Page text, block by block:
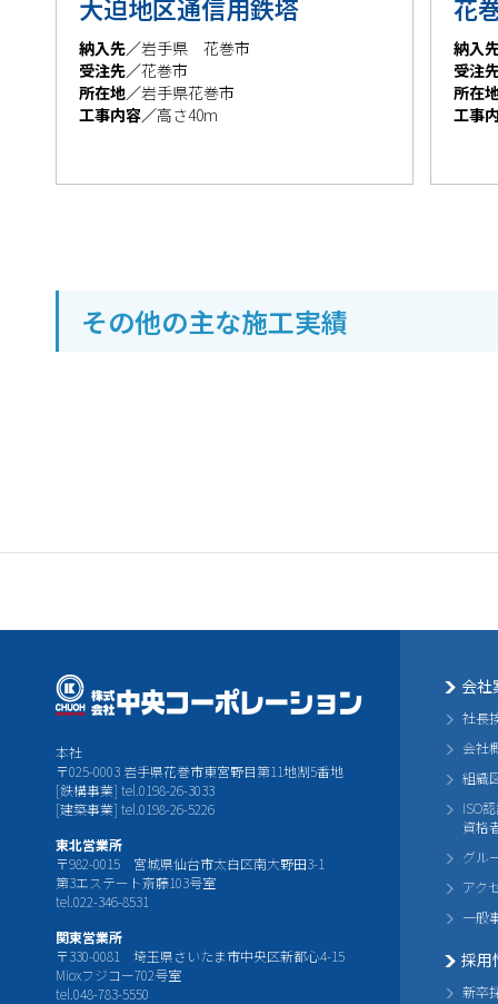
大迫地区通信用鉄塔
納入先／岩手県 花巻市
受注先／花巻市
所在地／岩手県花巻市
工事内容／高さ40m
花
納入
受注
所在
工事
その他の主な施工実績
本社
〒025-0003 岩手県花巻市東宮野目第11地割5番地
[鉄構事業] tel.0198-26-3033
[建築事業] tel.0198-26-5226
東北営業所
〒982-0015 宮城県仙台市太白区南大野田3-1
第3エステート斎藤103号室
tel.022-346-8531
関東営業所
〒330-0081 埼玉県さいたま市中央区新都心4-15
Mioxフジコー702号室
tel.048-783-5550
会社
社長
会社
組織
ISO
資格
グル
アク
一般
採用
新卒